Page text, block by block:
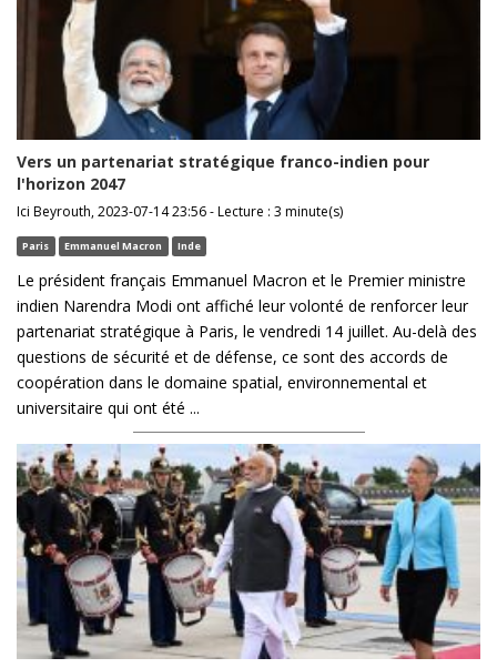
Vers un partenariat stratégique franco-indien pour
l'horizon 2047
Ici Beyrouth, 2023-07-14 23:56 - Lecture : 3 minute(s)
Paris Emmanuel Macron Inde
Le président français Emmanuel Macron et le Premier ministre
indien Narendra Modi ont affiché leur volonté de renforcer leur
partenariat stratégique à Paris, le vendredi 14 juillet. Au-delà des
questions de sécurité et de défense, ce sont des accords de
coopération dans le domaine spatial, environnemental et
universitaire qui ont été ...